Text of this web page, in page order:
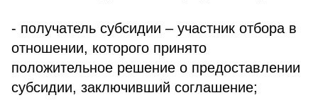
- получатель субсидии – участник отбора в
отношении, которого принято
положительное решение о предоставлении
субсидии, заключивший соглашение;